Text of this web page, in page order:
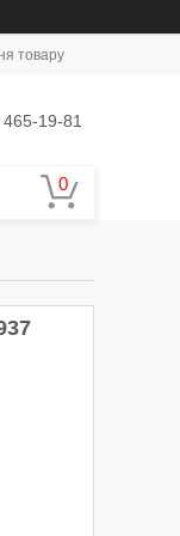
товару
19-81